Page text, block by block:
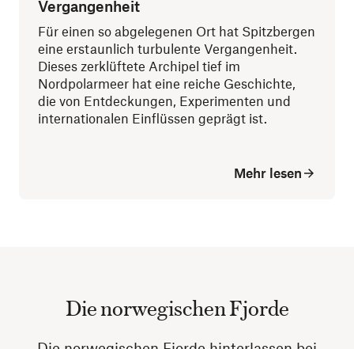
Vergangenheit
Für einen so abgelegenen Ort hat Spitzbergen
eine erstaunlich turbulente Vergangenheit.
Dieses zerklüftete Archipel tief im
Nordpolarmeer hat eine reiche Geschichte,
die von Entdeckungen, Experimenten und
internationalen Einflüssen geprägt ist.
Mehr lesen
Die norwegischen Fjorde